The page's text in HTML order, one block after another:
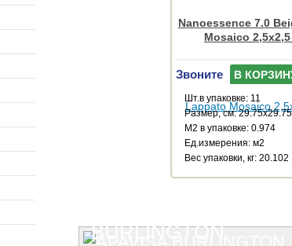
Nanoessence 7.0
Mosaico
Звоните В
Шт.в упаковке: 11
Размер, см: 29.75x29.75
М2 в упаковке: 0.974
Ед.измерения: м2
Веc упаковки, кг: 20.102
BURLINGTON